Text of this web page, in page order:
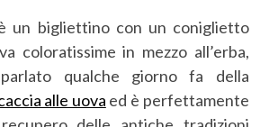
un bigliettino con un coniglietto
coloratissime in mezzo all’erba,
qualche giorno fa della
alle uova ed è perfettamente